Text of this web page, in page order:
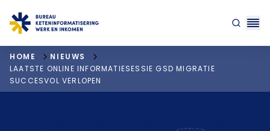
"ga naar homepagina"
HOME
NIEUWS
LAATSTE ONLINE INFORMATIESESSIE GSD MIGRATIE
SUCCESVOL VERLOPEN
BINNENKORT INFORMATIESESSIE ONLINE TERUG TE